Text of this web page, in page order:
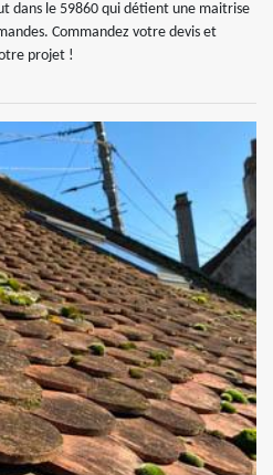
dans le 59860 qui détient une maitrise
Commandez votre devis et
projet !